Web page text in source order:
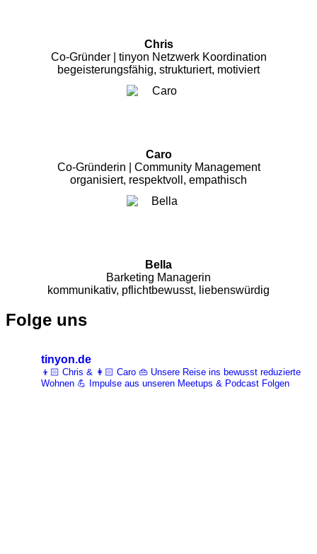
Chris
Co-Gründer | tinyon Netzwerk Koordination
begeisterungsfähig, strukturiert, motiviert
Caro
Co-Gründerin | Community Management
organisiert, respektvoll, empathisch
Bella
Barketing Managerin
kommunikativ, pflichtbewusst, liebenswürdig
Folge uns
tinyon.de
👦🏻 Chris & 👩🏻 Caro 👜 Unsere Reise ins bewusst reduzierte
Wohnen 💪 Impulse aus unseren Meetups & Podcast Folgen